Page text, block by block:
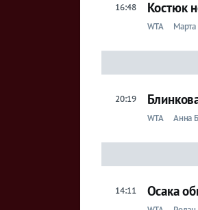
16:48 Костюк
WTA
20:19
WTA Анна
14:11 Осака